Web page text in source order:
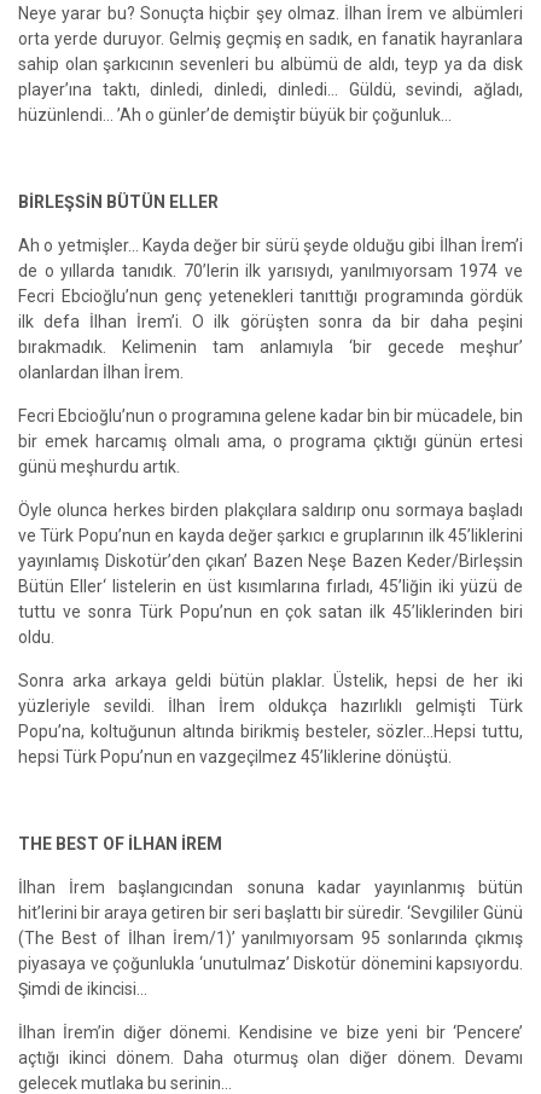
Neye yarar bu? Sonuçta hiçbir şey olmaz. İlhan İrem ve albümleri
orta yerde duruyor. Gelmiş geçmiş en sadık, en fanatik hayranlara
sahip olan şarkıcının sevenleri bu albümü de aldı, teyp ya da disk
player’ına taktı, dinledi, dinledi, dinledi… Güldü, sevindi, ağladı,
hüzünlendi… ’Ah o günler’de demiştir büyük bir çoğunluk…
BİRLEŞSİN BÜTÜN ELLER
Ah o yetmişler… Kayda değer bir sürü şeyde olduğu gibi İlhan İrem’i
de o yıllarda tanıdık. 70’lerin ilk yarısıydı, yanılmıyorsam 1974 ve
Fecri Ebcioğlu’nun genç yetenekleri tanıttığı programında gördük
ilk defa İlhan İrem’i. O ilk görüşten sonra da bir daha peşini
bırakmadık. Kelimenin tam anlamıyla ‘bir gecede meşhur’
olanlardan İlhan İrem.
Fecri Ebcioğlu’nun o programına gelene kadar bin bir mücadele, bin
bir emek harcamış olmalı ama, o programa çıktığı günün ertesi
günü meşhurdu artık.
Öyle olunca herkes birden plakçılara saldırıp onu sormaya başladı
ve Türk Popu’nun en kayda değer şarkıcı e gruplarının ilk 45’liklerini
yayınlamış Diskotür’den çıkan’ Bazen Neşe Bazen Keder/Birleşsin
Bütün Eller‘ listelerin en üst kısımlarına fırladı, 45’liğin iki yüzü de
tuttu ve sonra Türk Popu’nun en çok satan ilk 45’liklerinden biri
oldu.
Sonra arka arkaya geldi bütün plaklar. Üstelik, hepsi de her iki
yüzleriyle sevildi. İlhan İrem oldukça hazırlıklı gelmişti Türk
Popu’na, koltuğunun altında birikmiş besteler, sözler…Hepsi tuttu,
hepsi Türk Popu’nun en vazgeçilmez 45’liklerine dönüştü.
THE BEST OF İLHAN İREM
İlhan İrem başlangıcından sonuna kadar yayınlanmış bütün
hit’lerini bir araya getiren bir seri başlattı bir süredir. ‘Sevgililer Günü
(The Best of İlhan İrem/1)’ yanılmıyorsam 95 sonlarında çıkmış
piyasaya ve çoğunlukla ‘unutulmaz’ Diskotür dönemini kapsıyordu.
Şimdi de ikincisi…
İlhan İrem’in diğer dönemi. Kendisine ve bize yeni bir ‘Pencere’
açtığı ikinci dönem. Daha oturmuş olan diğer dönem. Devamı
gelecek mutlaka bu serinin…